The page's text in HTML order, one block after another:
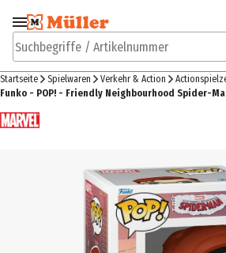
Zur Navigation
springen
Zum
Suchbegriffe / Artikelnummer
Startseite Spielwaren Verkehr & Action
Funko - POP! - Friendly Neighbourhood Spider-